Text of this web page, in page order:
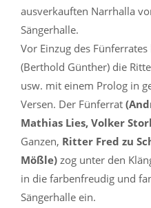
ausverkauften Narrhalla
Sängerhalle.
Vor Einzug des
(Berthold Günther) die
usw. mit einem Prolog in
Versen. Der Fünferrat
Mathias Lies, Volker
Ganzen, Ritter Fred zu
Mößle) zog unter den
in die farbenfreudig und
Sängerhalle ein.